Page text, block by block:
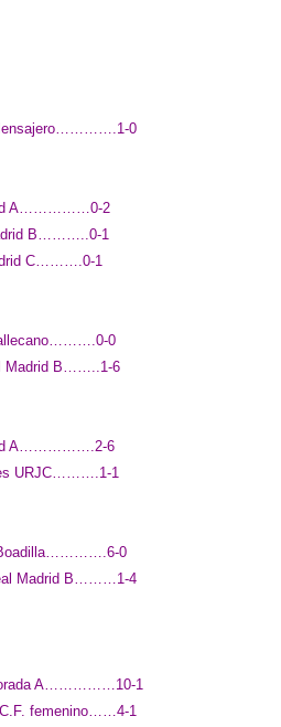
0
A……………0-2
B………..0-1
C……….0-1
0
Madrid B……..1-6
A…………….2-6
URJC……….1-1
Boadilla………….6-0
Madrid B………1-4
A……………10-1
C.F. femenino……4-1